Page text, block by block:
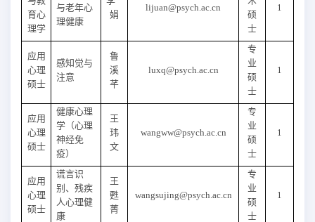
育心
理学
与老年心
理健康
娟
lijuan@psych.ac.cn
硕
士
1
应用
心理
硕士
感知觉与
注意
鲁
溪
芊
luxq@psych.ac.cn
专
业
硕
士
1
应用
心理
硕士
健康心理
学（心理
神经免
疫）
王
玮
文
wangww@psych.ac.cn
专
业
硕
士
1
应用
心理
硕士
谎言识
别、残疾
人心理健
康
王
甦
菁
wangsujing@psych.ac.cn
专
业
硕
士
1